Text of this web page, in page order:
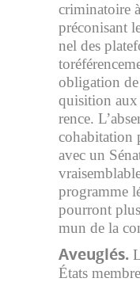
cri­mi­na­toire
pré­co­ni­sant
nel des
obli­ga­tion
qui­si­tion
rence.
co­ha­bi­ta­tion
avec un
programme
pour­ront
mun de la
Aveu­glés.
États